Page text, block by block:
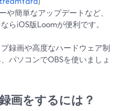
や簡単なアップデートなど、
らiOS版Loomが便利です。
録画や高度なハードウェア制
パソコンでOBSを使いましょ
画をするには？